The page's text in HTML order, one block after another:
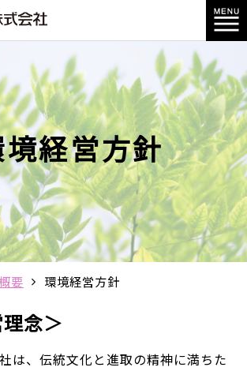
経営方針
要 環境経営方針
念＞
は、伝統文化と進取の精神に満ちた